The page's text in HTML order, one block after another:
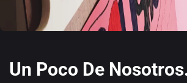
Un Poco De